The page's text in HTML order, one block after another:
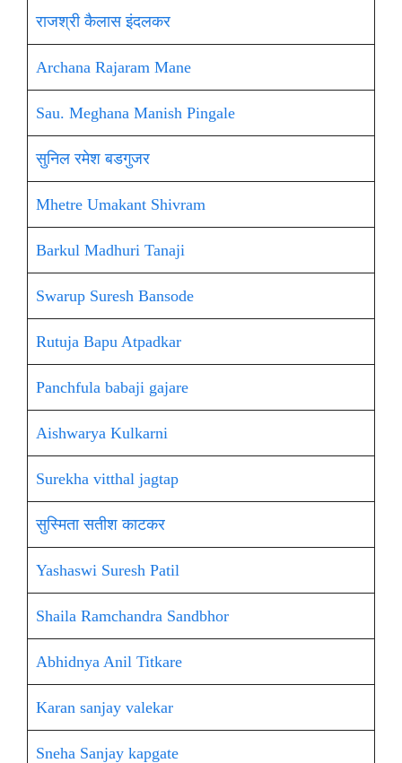
राजश्री कैलास इंदलकर
Archana Rajaram Mane
Sau. Meghana Manish Pingale
सुनिल रमेश बडगुजर
Mhetre Umakant Shivram
Barkul Madhuri Tanaji
Swarup Suresh Bansode
Rutuja Bapu Atpadkar
Panchfula babaji gajare
Aishwarya Kulkarni
Surekha vitthal jagtap
सुस्मिता सतीश काटकर
Yashaswi Suresh Patil
Shaila Ramchandra Sandbhor
Abhidnya Anil Titkare
Karan sanjay valekar
Sneha Sanjay kapgate